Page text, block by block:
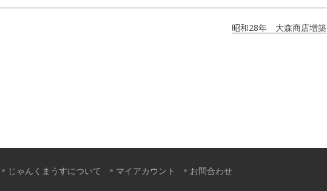
昭和28年 大森商店増築
じゃんくまうすについて マイアカウント お問合わせ